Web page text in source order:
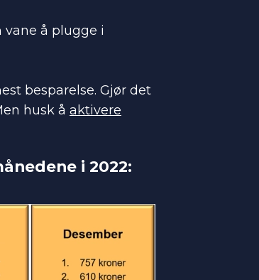
å plugge i
besparelse. Gjør det
husk å aktivere
i 2022: